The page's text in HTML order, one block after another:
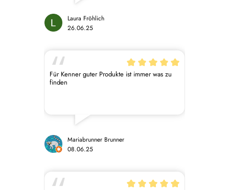
Laura Fröhlich
26.06.25
Für Kenner guter Produkte ist immer was zu
finden
Mariabrunner Brunner
08.06.25